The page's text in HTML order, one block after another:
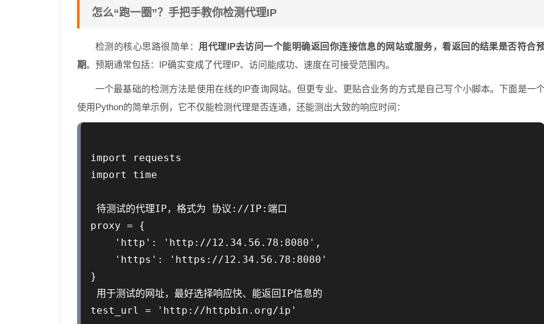
怎么“跑一圈”？手把手教你检测代理IP
检测的核心思路很简单： 用代理IP去访问一个能明确返回你连接信息的网站或服务，看返回的结果是否符合
期。预期通常包括：IP确实变成了代理IP、访问能成功、速度在可接受范围内。
一个最基础的检测方法是使用在线的IP查询网站。但更专业、更贴合业务的方式是自己写个小脚本。下面是一
使用Python的简单示例，它不仅能检测代理是否连通，还能测出大致的响应时间：
import requests
import time
待测试的代理IP，格式为 协议://IP:端口
proxy = {
    'http': 'http://12.34.56.78:8080',
    'https': 'https://12.34.56.78:8080'
}
用于测试的网址，最好选择响应快、能返回IP信息的
test_url = 'http://httpbin.org/ip'